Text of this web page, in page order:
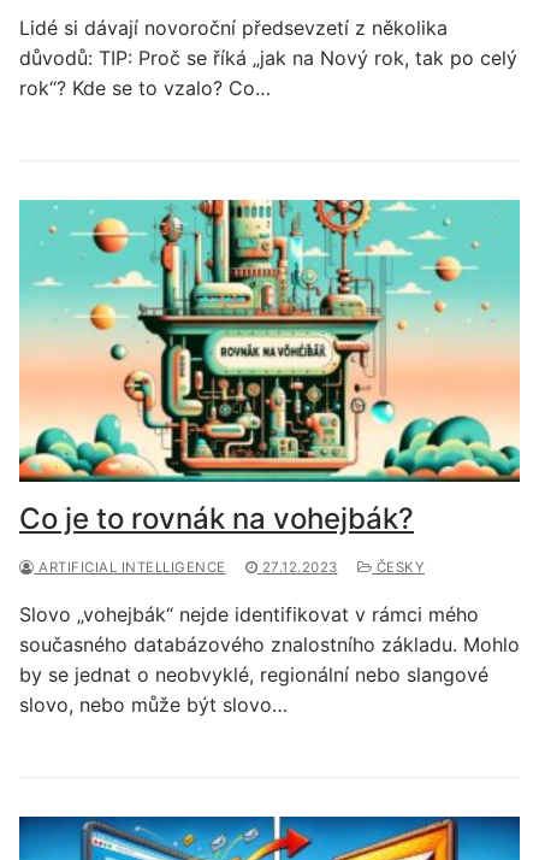
Lidé si dávají novoroční předsevzetí z několika
důvodů: TIP: Proč se říká „jak na Nový rok, tak po celý
rok“? Kde se to vzalo? Co…
Co je to rovnák na vohejbák?
ARTIFICIAL INTELLIGENCE 27.12.2023 ČESKY
Slovo „vohejbák“ nejde identifikovat v rámci mého
současného databázového znalostního základu. Mohlo
by se jednat o neobvyklé, regionální nebo slangové
slovo, nebo může být slovo…